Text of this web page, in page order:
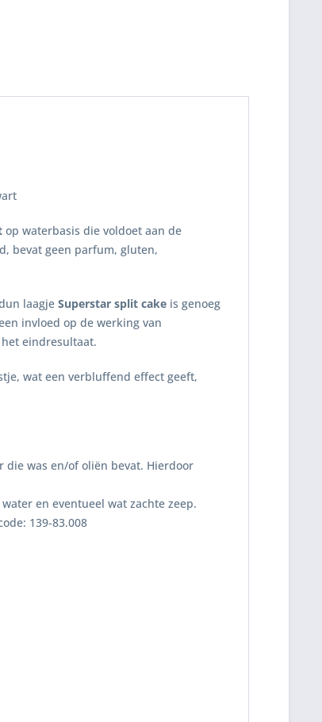
op waterbasis die voldoet aan de
bevat geen parfum, gluten,
laagje Superstar split cake is genoeg
invloed op de werking van
eindresultaat.
wat een verbluffend effect geeft,
die was en/of oliën bevat. Hierdoor
en eventueel wat zachte zeep.
139-83.008